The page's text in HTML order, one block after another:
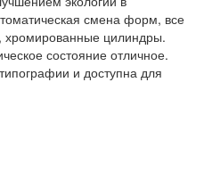
смена форм, все
хромированные цилиндры.
состояние отличное.
и доступна для